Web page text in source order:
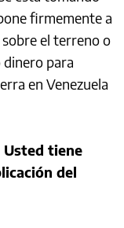
firmemente a
el terreno o
para
en Venezuela
Usted tiene
del